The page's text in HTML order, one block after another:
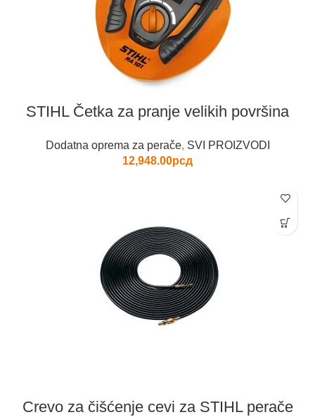
STIHL Četka za pranje velikih površina
Dodatna oprema za perače, SVI PROIZVODI
12,948.00рсд
Crevo za čišćenje cevi za STIHL perače